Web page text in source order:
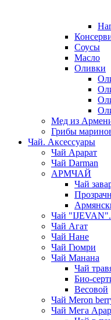
Соусы
Масло
Оливки
Мед из
Грибы
Чай. Аксессуары
Чай Арарат
Чай Darman
АРМЧАЙ
Чай
Чай
Чай Агат
Чай Нане
Чай Гюмри
Чай Манана
Чай
Био-
Весовой
Чай Meron
Чай Мега